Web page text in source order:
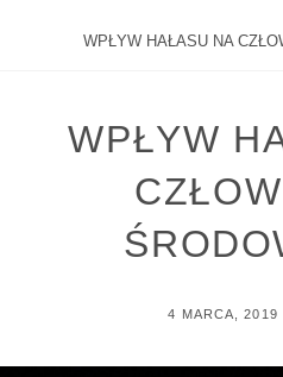
WPŁYW HAŁASU NA
WPŁYW
POSTED
4 MARCA, 2019